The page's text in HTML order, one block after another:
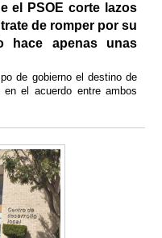
el PSOE corte lazos
de romper por su
hace apenas unas
de gobierno el destino de
el acuerdo entre ambos